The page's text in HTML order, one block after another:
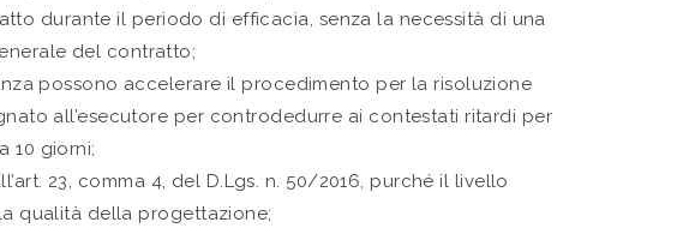
durante il periodo di efficacia, senza la necessità di una
del contratto;
possono accelerare il procedimento per la risoluzione
all’esecutore per controdedurre ai contestati ritardi per
10 giorni;
23, comma 4, del D.Lgs. n. 50/2016, purché il livello
qualità della progettazione;